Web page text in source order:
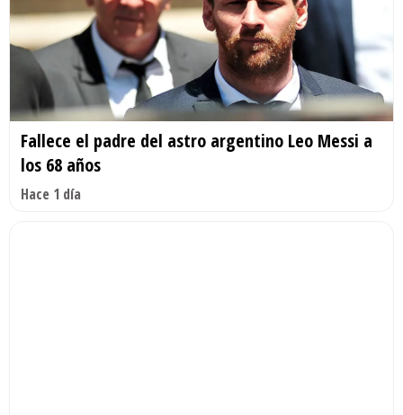
Fallece el padre del astro argentino Leo Messi a
los 68 años
Hace 1 día